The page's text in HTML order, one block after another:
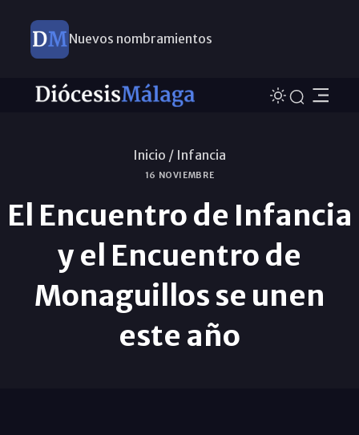
Nuevos nombramientos
Inicio / Infancia
16 NOVIEMBRE
El Encuentro de Infancia
y el Encuentro de
Monaguillos se unen
este año